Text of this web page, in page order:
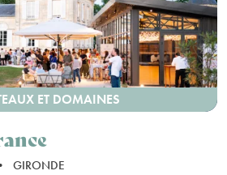
ET DOMAINES
GIRONDE